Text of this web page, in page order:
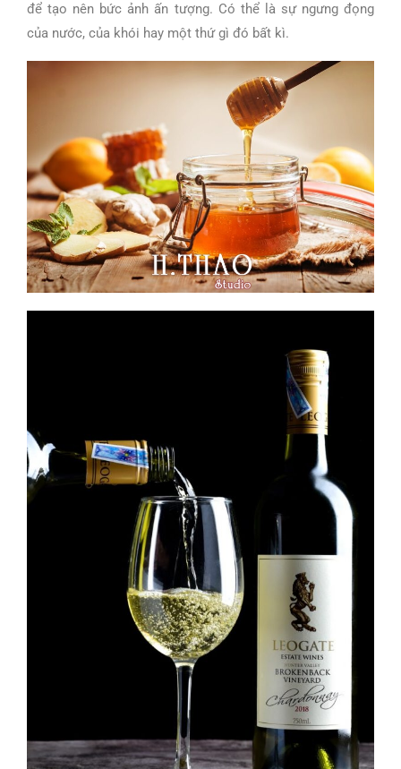
để tạo nên bức ảnh ấn tượng. Có thể là sự ngưng đọng
của nước, của khói hay một thứ gì đó bất kì.